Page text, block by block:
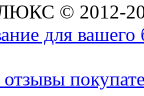
© 2012-
для вашего